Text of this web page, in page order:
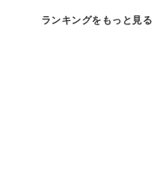
ランキングをもっと見る